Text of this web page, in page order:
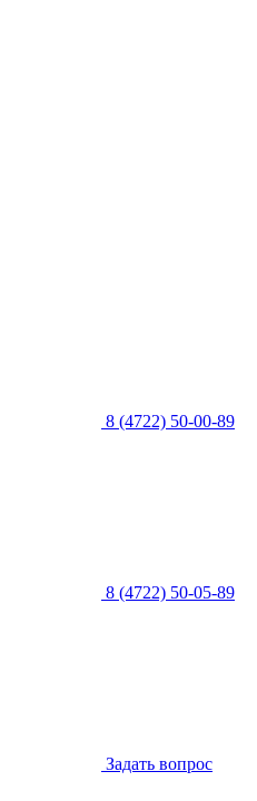
8 (4722) 50-00-89
8 (4722) 50-05-89
Задать вопрос